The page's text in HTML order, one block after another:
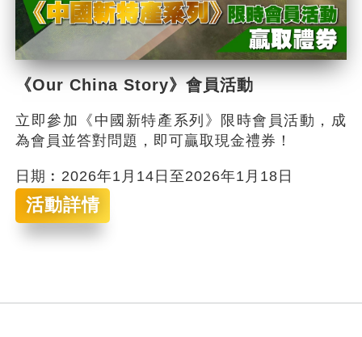
《Our China Story》會員活動
立即參加《中國新特產系列》限時會員活動，成
為會員並答對問題，即可贏取現金禮券！
日期︰2026年1月14日至2026年1月18日
活動詳情